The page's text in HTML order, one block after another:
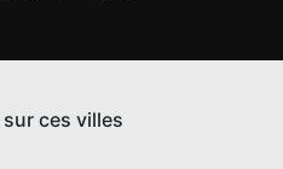
ces villes